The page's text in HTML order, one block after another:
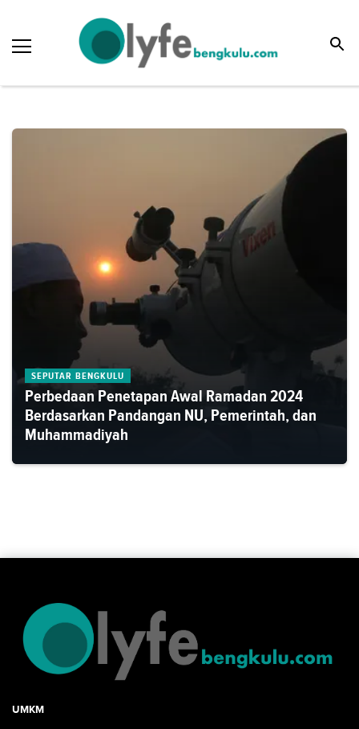
SEPUTAR BENGKULU
Perbedaan Penetapan Awal Ramadan 2024
Berdasarkan Pandangan NU, Pemerintah, dan
Muhammadiyah
UMKM